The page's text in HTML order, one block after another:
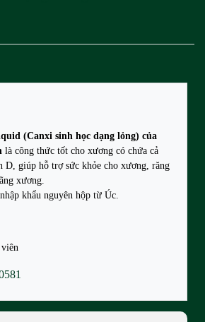
(Canxi sinh học dạng lỏng) của
là công thức tốt cho xương có chứa cả
D, giúp hỗ trợ sức khỏe cho xương, răng
xương.
khẩu nguyên hộp từ Úc.